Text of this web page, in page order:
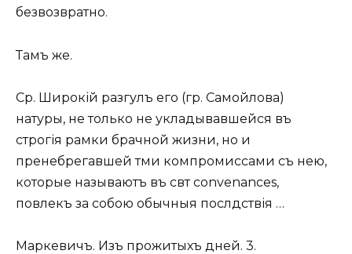
безвозвратно.
Тамъ же.
Ср. Широкій разгулъ его (гр. Самойлова)
натуры, не только не укладывавшейся въ
строгія рамки брачной жизни, но и
пренебрегавшей тѣми компромиссами съ нею,
которые называютъ въ свѣтѣ convenances,
повлекъ за собою обычныя послѣдствія …
Маркевичъ. Изъ прожитыхъ дней. 3.